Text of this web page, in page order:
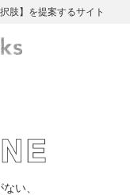
肢】を提案するサイト
い、